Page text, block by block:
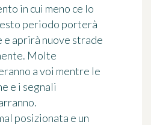
in cui meno ce lo
periodo porterà
e aprirà nuove strade
Molte
a voi mentre le
e i segnali
posizionata e un